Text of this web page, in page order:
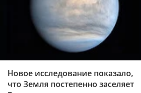
Новое исследование показало,
что Земля постепенно заселяет